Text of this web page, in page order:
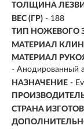
ТОЛЩИНА
ВЕС (ГР) - 188
ТИП НОЖЕВОГО
МАТЕРИАЛ
МАТЕРИАЛ
- Анодированный
НАЗНАЧЕНИЕ -
СТРАНА